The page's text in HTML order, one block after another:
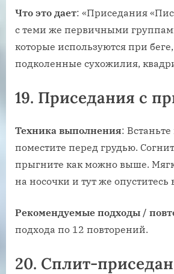
Что это дает: «Приседания
с теми же первичными
которые используются при
подколенные сухожилия,
19. Приседания с
Техника выполнения:
поместите перед грудью.
прыгните как можно выше.
на носочки и тут же опуститесь
Рекомендуемые подходы /
подхода по 12 повторений.
20. Сплит-